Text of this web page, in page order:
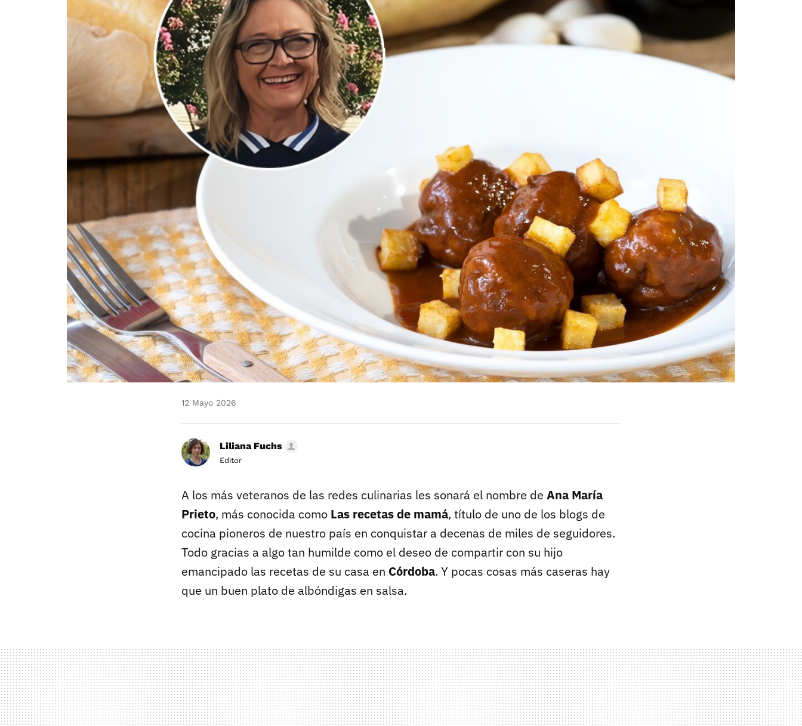
12 Mayo 2026
Liliana Fuchs
Editor
A los más veteranos de las redes culinarias les sonará el nombre de Ana María
Prieto, más conocida como Las recetas de mamá, título de uno de los blogs de
cocina pioneros de nuestro país en conquistar a decenas de miles de seguidores.
Todo gracias a algo tan humilde como el deseo de compartir con su hijo
emancipado las recetas de su casa en Córdoba. Y pocas cosas más caseras hay
que un buen plato de albóndigas en salsa.